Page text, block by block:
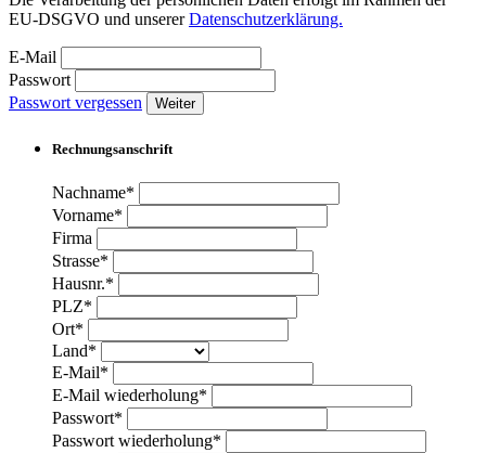
EU-DSGVO und unsererDatenschutzerklärung.
E-Mail
Passwort
Passwort vergessen
Weiter
Rechnungsanschrift
Nachname*
Vorname*
Firma
Strasse*
Hausnr.*
PLZ*
Ort*
Land*
E-Mail*
E-Mail wiederholung*
Passwort*
Passwort wiederholung*